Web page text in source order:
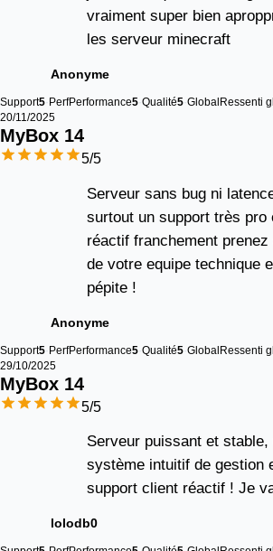
vraiment super bien
les serveur minecraft
Anonyme
Support5 PerfPerformance5 Qualité5 Global Ressenti
20/11/2025
MyBox 14
5/5
Serveur sans bug ni
surtout un support très pro
réactif franchement prenez
de votre equipe technique
pépite !
Anonyme
Support5 PerfPerformance5 Qualité5 GlobalRessenti
29/10/2025
MyBox 14
5/5
Serveur puissant et stable,
système intuitif de gestion
support client réactif ! Je
lolodb0